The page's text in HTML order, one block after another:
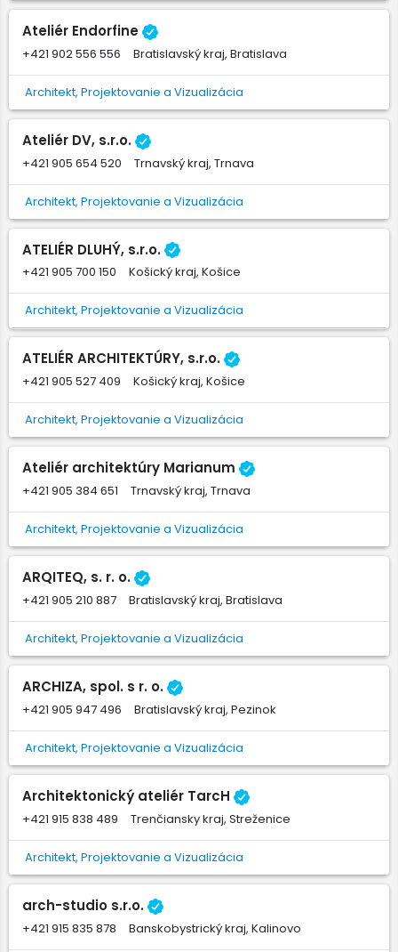
Ateliér Endorfine
+421 902 556 556 Bratislavský kraj, Bratislava
Architekt, Projektovanie a Vizualizácia
Ateliér DV, s.r.o.
+421 905 654 520 Trnavský kraj, Trnava
Architekt, Projektovanie a Vizualizácia
ATELIÉR DLUHÝ, s.r.o.
+421 905 700 150 Košický kraj, Košice
Architekt, Projektovanie a Vizualizácia
ATELIÉR ARCHITEKTÚRY, s.r.o.
+421 905 527 409 Košický kraj, Košice
Architekt, Projektovanie a Vizualizácia
Ateliér architektúry Marianum
+421 905 384 651 Trnavský kraj, Trnava
Architekt, Projektovanie a Vizualizácia
ARQITEQ, s. r. o.
+421 905 210 887 Bratislavský kraj, Bratislava
Architekt, Projektovanie a Vizualizácia
ARCHIZA, spol. s r. o.
+421 905 947 496 Bratislavský kraj, Pezinok
Architekt, Projektovanie a Vizualizácia
Architektonický ateliér TarcH
+421 915 838 489 Trenčiansky kraj, Streženice
Architekt, Projektovanie a Vizualizácia
arch-studio s.r.o.
+421 915 835 878 Banskobystrický kraj, Kalinovo